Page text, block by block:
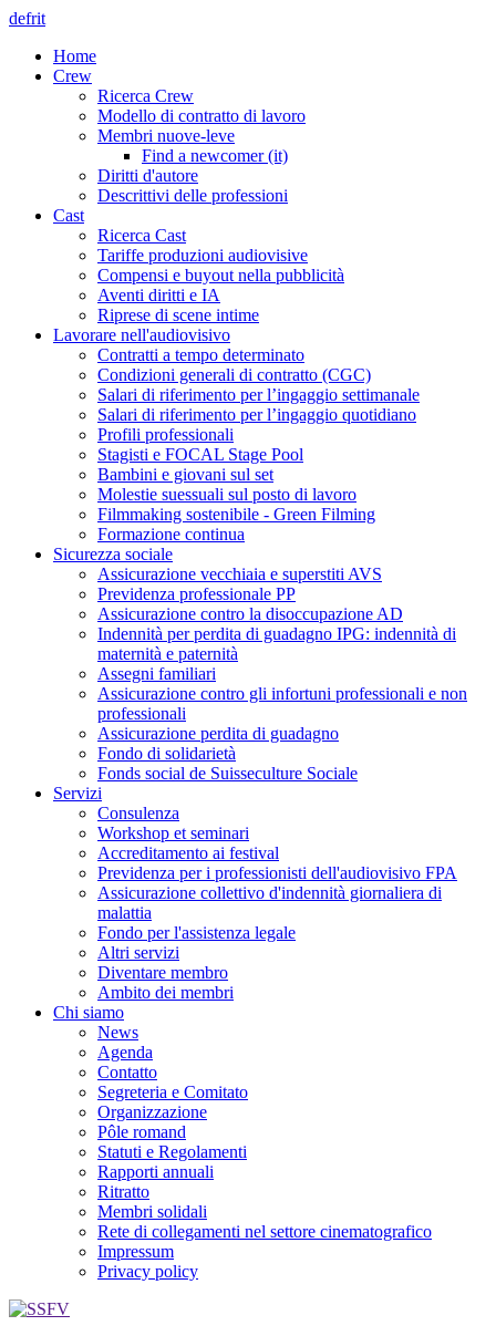
defrit
Home
Crew
Ricerca Crew
Modello di contratto di lavoro
Membri nuove-leve
Find a newcomer (it)
Diritti d'autore
Descrittivi delle professioni
Cast
Ricerca Cast
Tariffe produzioni audiovisive
Compensi e buyout nella pubblicità
Aventi diritti e IA
Riprese di scene intime
Lavorare nell'audiovisivo
Contratti a tempo determinato
Condizioni generali di contratto (CGC)
Salari di riferimento per l’ingaggio settimanale
Salari di riferimento per l’ingaggio quotidiano
Profili professionali
Stagisti e FOCAL Stage Pool
Bambini e giovani sul set
Molestie suessuali sul posto di lavoro
Filmmaking sostenibile - Green Filming
Formazione continua
Sicurezza sociale
Assicurazione vecchiaia e superstiti AVS
Previdenza professionale PP
Assicurazione contro la disoccupazione AD
Indennità per perdita di guadagno IPG: indennità di
maternità e paternità
Assegni familiari
Assicurazione contro gli infortuni professionali e non
professionali
Assicurazione perdita di guadagno
Fondo di solidarietà
Fonds social de Suisseculture Sociale
Servizi
Consulenza
Workshop et seminari
Accreditamento ai festival
Previdenza per i professionisti dell'audiovisivo FPA
Assicurazione collettivo d'indennità giornaliera di
malattia
Fondo per l'assistenza legale
Altri servizi
Diventare membro
Ambito dei membri
Chi siamo
News
Agenda
Contatto
Segreteria e Comitato
Organizzazione
Pôle romand
Statuti e Regolamenti
Rapporti annuali
Ritratto
Membri solidali
Rete di collegamenti nel settore cinematografico
Impressum
Privacy policy